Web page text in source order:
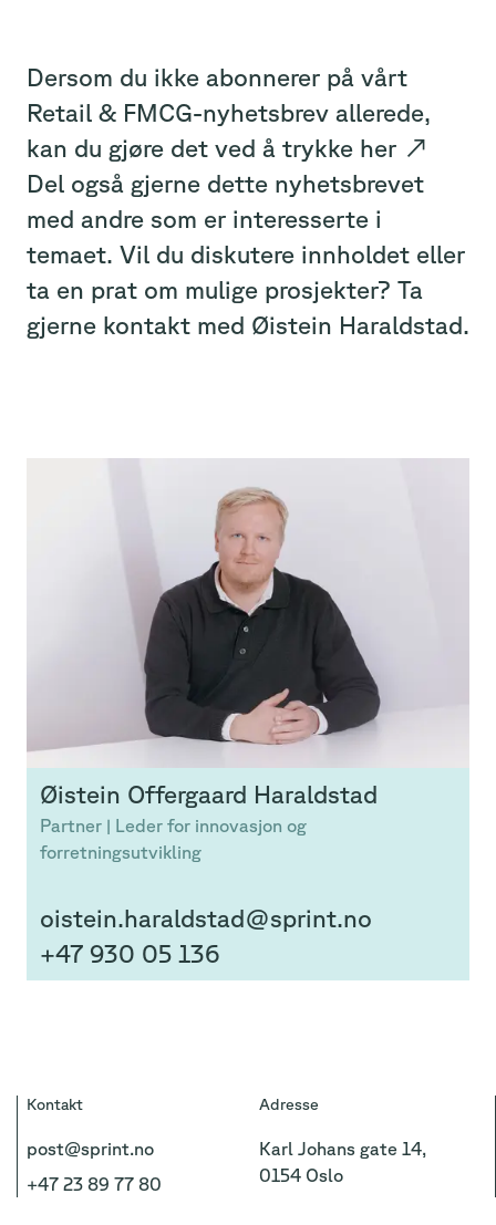
Dersom du ikke abonnerer på vårt
Retail & FMCG-nyhetsbrev allerede,
kan du gjøre det ved å trykke her ↗
Del også gjerne dette nyhetsbrevet
med andre som er interesserte i
temaet. Vil du diskutere innholdet eller
ta en prat om mulige prosjekter? Ta
gjerne kontakt med Øistein Haraldstad.
Øistein Offergaard Haraldstad
Partner | Leder for innovasjon og
forretningsutvikling
oistein.haraldstad@sprint.no
+47 930 05 136
Kontakt
post@sprint.no
+47 23 89 77 80
Adresse
Karl Johans gate 14,
0154 Oslo